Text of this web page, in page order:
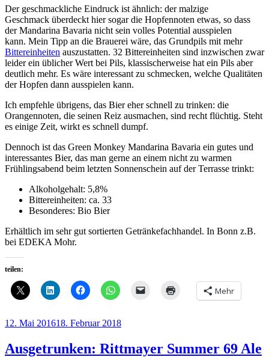
Der geschmackliche Eindruck ist ähnlich: der malzige
Geschmack überdeckt hier sogar die Hopfennoten etwas, so dass
der Mandarina Bavaria nicht sein volles Potential ausspielen
kann. Mein Tipp an die Brauerei wäre, das Grundpils mit mehr
Bittereinheiten auszustatten. 32 Bittereinheiten sind inzwischen zwar
leider ein üblicher Wert bei Pils, klassischerweise hat ein Pils aber
deutlich mehr. Es wäre interessant zu schmecken, welche Qualitäten
der Hopfen dann ausspielen kann.
Ich empfehle übrigens, das Bier eher schnell zu trinken: die
Orangennoten, die seinen Reiz ausmachen, sind recht flüchtig. Steht
es einige Zeit, wirkt es schnell dumpf.
Dennoch ist das Green Monkey Mandarina Bavaria ein gutes und
interessantes Bier, das man gerne an einem nicht zu warmen
Frühlingsabend beim letzten Sonnenschein auf der Terrasse trinkt:
Alkoholgehalt: 5,8%
Bittereinheiten: ca. 33
Besonderes: Bio Bier
Erhältlich im sehr gut sortierten Getränkefachhandel. In Bonn z.B.
bei EDEKA Mohr.
teilen:
Mehr
Veröffentlicht
12. Mai 201618. Februar 2018
Ausgetrunken: Rittmayer Summer 69 Ale